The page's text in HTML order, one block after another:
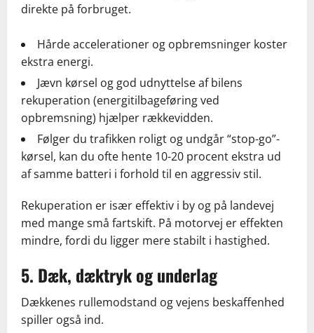
direkte på forbruget.
Hårde accelerationer og opbremsninger koster
ekstra energi.
Jævn kørsel og god udnyttelse af bilens
rekuperation (energitilbageføring ved
opbremsning) hjælper rækkevidden.
Følger du trafikken roligt og undgår “stop-go”-
kørsel, kan du ofte hente 10-20 procent ekstra ud
af samme batteri i forhold til en aggressiv stil.
Rekuperation er især effektiv i by og på landevej
med mange små fartskift. På motorvej er effekten
mindre, fordi du ligger mere stabilt i hastighed.
5. Dæk, dæktryk og underlag
Dækkenes rullemodstand og vejens beskaffenhed
spiller også ind.